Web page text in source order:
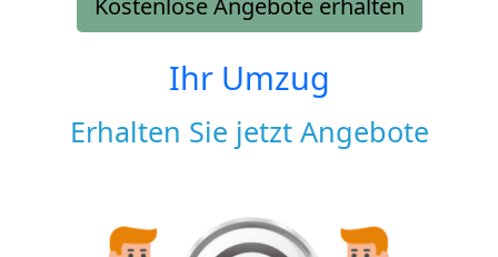
Ihr Umzug
Erhalten Sie jetzt Angebote